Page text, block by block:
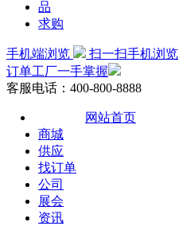
品
求购
手机端浏览
扫一扫手机浏览
订单工厂一手掌握
客服电话：400-800-8888
网站首页
商城
供应
找订单
公司
展会
资讯